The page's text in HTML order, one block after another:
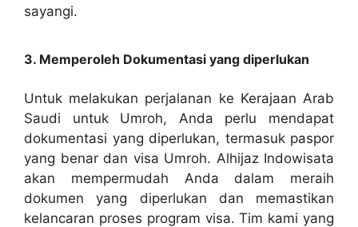
sayangi.
3. Memperoleh Dokumentasi yang diperlukan
Untuk melakukan perjalanan ke Kerajaan Arab
Saudi untuk Umroh, Anda perlu mendapat
dokumentasi yang diperlukan, termasuk paspor
yang benar dan visa Umroh. Alhijaz Indowisata
akan mempermudah Anda dalam meraih
dokumen yang diperlukan dan memastikan
kelancaran proses program visa. Tim kami yang